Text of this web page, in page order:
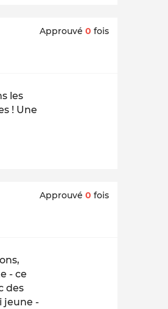
Approuvé 0 fois
les
! Une
Approuvé 0 fois
- ce
des
jeune -